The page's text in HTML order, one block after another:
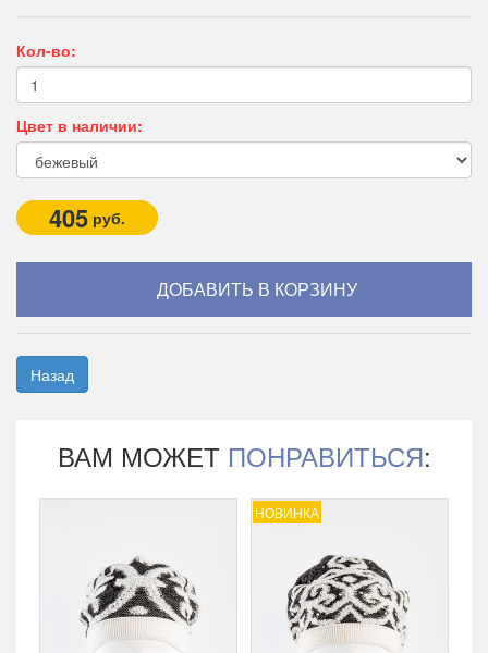
Кол-во:
Цвет в наличии:
405 руб.
Назад
ВАМ МОЖЕТ ПОНРАВИТЬСЯ:
НОВИНКА